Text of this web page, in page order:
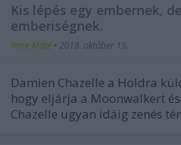
Kis lépés egy embernek,
emberiségnek.
Imre Máté • 2018. október 15.
Damien Chazelle a Holdra
hogy eljárja a Moonwalkert
Chazelle ugyan idáig zenés